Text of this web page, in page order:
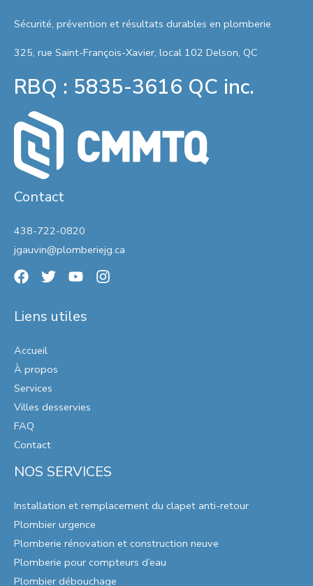
Sécurité, prévention et résultats durables en plomberie
325, rue Saint-François-Xavier, local 102 Delson, QC
RBQ : 5835-3616 QC inc.
Contact
438-722-0820
jgauvin@plomberiejg.ca
Liens utiles
Accueil
À propos
Services
Villes desservies
FAQ
Contact
NOS SERVICES
Installation et remplacement du clapet anti-retour
Plombier urgence
Plomberie rénovation et construction neuve
Plomberie pour compteurs d’eau
Plombier débouchage